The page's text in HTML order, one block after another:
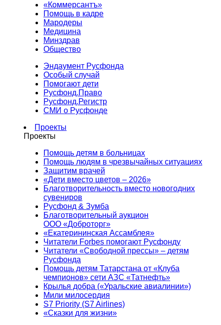
«Коммерсантъ»
Помощь в кадре
Мародеры
Медицина
Минздрав
Общество
Эндаумент Русфонда
Особый случай
Помогают дети
Русфонд.Право
Русфонд.Регистр
СМИ о Русфонде
Проекты
Проекты
Помощь детям в больницах
Помощь людям в чрезвычайных ситуациях
Защитим врачей
«Дети вместо цветов – 2026»
Благотворительность вместо новогодних
сувениров
Русфонд & Зумба
Благотворительный аукцион
ООО «Доброторг»
«Екатерининская Ассамблея»
Читатели Forbes помогают Русфонду
Читатели «Свободной прессы» – детям
Русфонда
Помощь детям Татарстана от «Клуба
чемпионов» сети АЗС «Татнефть»
Крылья добра («Уральские авиалинии»)
Мили милосердия
S7 Priority (S7 Airlines)
«Сказки для жизни»